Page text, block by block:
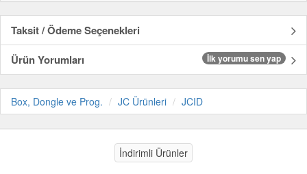
Taksit / Ödeme Seçenekleri
Ürün Yorumları
İlk yorumu sen yap
Box, Dongle ve Prog. JC Ürünleri JCID
İndirimli Ürünler